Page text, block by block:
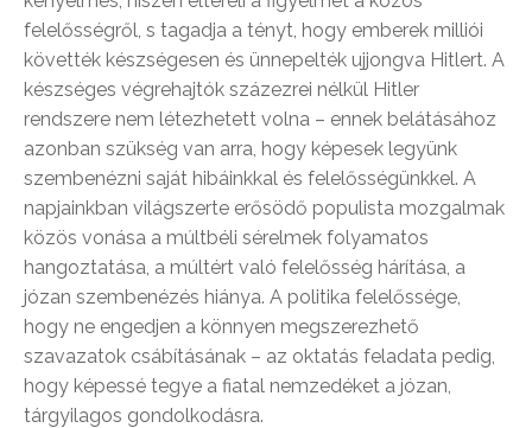
felelősségről, s tagadja a tényt, hogy emberek milliói
követték készségesen és ünnepelték ujjongva Hitlert. A
készséges végrehajtók százezrei nélkül Hitler
rendszere nem létezhetett volna – ennek belátásához
azonban szükség van arra, hogy képesek legyünk
szembenézni saját hibáinkkal és felelősségünkkel. A
napjainkban világszerte erősödő populista mozgalmak
közös vonása a múltbéli sérelmek folyamatos
hangoztatása, a múltért való felelősség hárítása, a
józan szembenézés hiánya. A politika felelőssége,
hogy ne engedjen a könnyen megszerezhető
szavazatok csábításának – az oktatás feladata pedig,
hogy képessé tegye a fiatal nemzedéket a józan,
tárgyilagos gondolkodásra.